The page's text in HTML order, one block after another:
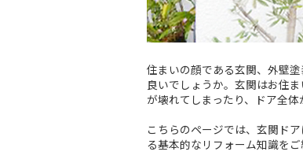
住まいの顔である玄関、外壁
良いでしょうか。玄関はお住
が壊れてしまったり、ドア全
こちらのページでは、玄関ド
る基本的なリフォーム知識をご